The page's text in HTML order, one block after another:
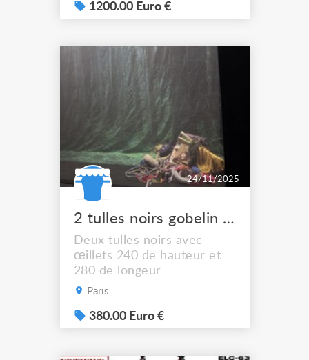
scéniques ou équipements
suspendus. Robuste et
fonctionnement sûr et
précis pour toutes les
installations
professionnelles.
1200.00 Euro €
24/11/2025
2 tulles noirs gobelin 240hx280l
Deux tulles noirs avec
œillets 240 de hauteur et
280 de longeur
Paris
380.00 Euro €